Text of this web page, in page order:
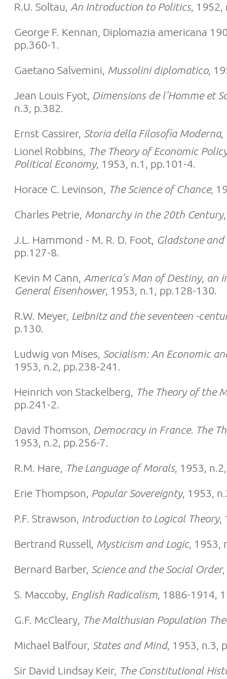
R.U. Soltau, An Introduction to Politics, 1952,
George F. Kennan, Diplomazia americana
pp.360-1.
Gaetano Salvemini, Mussolini diplomatico,
Jean Louis Fyot, Dimensions de l’Homme et
n.3, p.382.
Ernst Cassirer, Storia della Filosofia Moderna,
Lionel Robbins, The Theory of Economic
Political Economy, 1953, n.1, pp.101-4.
Horace C. Levinson, The Science of Chance,
Charles Petrie, Monarchy in the 20th Century
J.L. Hammond - M. R. D. Foot, Gladstone
pp.127-8.
Kevin M Cann, America’s Man of Destiny, an
General Eisenhower, 1953, n.1, pp.128-130.
R.W. Meyer, Leibnitz and the seventeen -
p.130.
Ludwig von Mises, Socialism: An Economic
1953, n.2, pp.238-241.
Heinrich von Stackelberg, The Theory of the
pp.241-2.
David Thomson, Democracy in France. The
1953, n.2, pp.256-7.
R.M. Hare, The Language of Morals, 1953,
Erie Thompson, Popular Sovereignty, 1953,
P.F. Strawson, Introduction to Logical Theory,
Bertrand Russell, Mysticism and Logic, 1953,
Bernard Barber, Science and the Social Order
S. Maccoby, English Radicalism, 1886-1914,
G.F. McCleary, The Malthusian Population
Michael Balfour, States and Mind, 1953, n.3,
Sir David Lindsay Keir, The Constitutional